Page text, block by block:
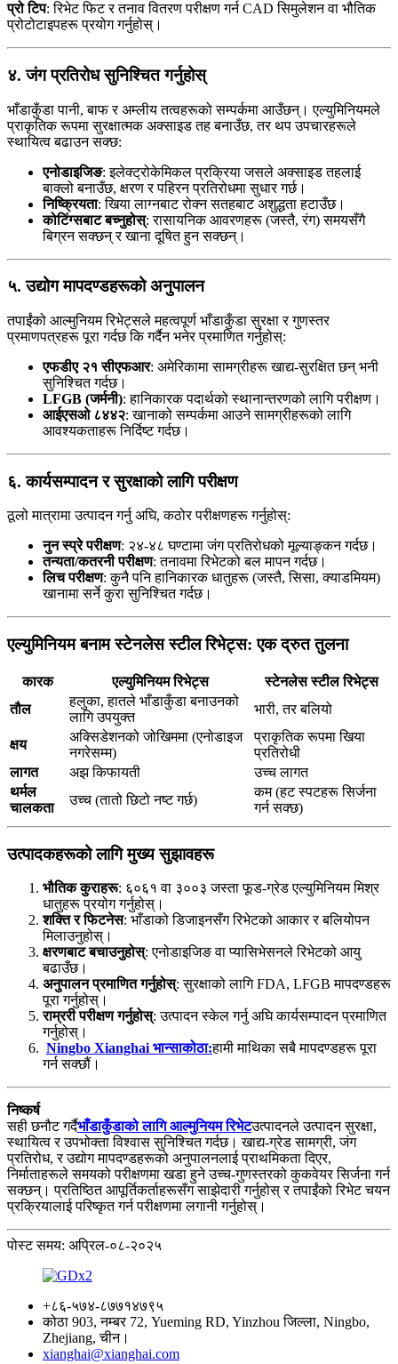
प्रो टिप: रिभेट फिट र तनाव वितरण परीक्षण गर्न CAD सिमुलेशन वा भौतिक
प्रोटोटाइपहरू प्रयोग गर्नुहोस्।
४. जंग प्रतिरोध सुनिश्चित गर्नुहोस्
भाँडाकुँडा पानी, बाफ र अम्लीय तत्वहरूको सम्पर्कमा आउँछन्। एल्युमिनियमले
प्राकृतिक रूपमा सुरक्षात्मक अक्साइड तह बनाउँछ, तर थप उपचारहरूले
स्थायित्व बढाउन सक्छ:
एनोडाइजिङ: इलेक्ट्रोकेमिकल प्रक्रिया जसले अक्साइड तहलाई
बाक्लो बनाउँछ, क्षरण र पहिरन प्रतिरोधमा सुधार गर्छ।
निष्क्रियता: खिया लाग्नबाट रोक्न सतहबाट अशुद्धता हटाउँछ।
कोटिंग्सबाट बच्नुहोस्: रासायनिक आवरणहरू (जस्तै, रंग) समयसँगै
बिग्रन सक्छन् र खाना दूषित हुन सक्छन्।
५. उद्योग मापदण्डहरूको अनुपालन
तपाईंको आल्मुनियम रिभेट्सले महत्वपूर्ण भाँडाकुँडा सुरक्षा र गुणस्तर
प्रमाणपत्रहरू पूरा गर्दछ कि गर्दैन भनेर प्रमाणित गर्नुहोस्:
एफडीए २१ सीएफआर: अमेरिकामा सामग्रीहरू खाद्य-सुरक्षित छन् भनी
सुनिश्चित गर्दछ।
LFGB (जर्मनी): हानिकारक पदार्थको स्थानान्तरणको लागि परीक्षण।
आईएसओ ८४४२: खानाको सम्पर्कमा आउने सामग्रीहरूको लागि
आवश्यकताहरू निर्दिष्ट गर्दछ।
६. कार्यसम्पादन र सुरक्षाको लागि परीक्षण
ठूलो मात्रामा उत्पादन गर्नु अघि, कठोर परीक्षणहरू गर्नुहोस्:
नुन स्प्रे परीक्षण: २४-४८ घण्टामा जंग प्रतिरोधको मूल्याङ्कन गर्दछ।
तन्यता/कतरनी परीक्षण: तनावमा रिभेटको बल मापन गर्दछ।
लिच परीक्षण: कुनै पनि हानिकारक धातुहरू (जस्तै, सिसा, क्याडमियम)
खानामा सर्ने कुरा सुनिश्चित गर्दछ।
एल्युमिनियम बनाम स्टेनलेस स्टील रिभेट्स: एक द्रुत तुलना
कारक एल्युमिनियम रिभेट्स
स्टेनलेस स्टील रिभेट्स
तौल
हलुका, हातले भाँडाकुँडा बनाउनको
लागि उपयुक्त
भारी, तर बलियो
क्षय
अक्सिडेशनको जोखिममा (एनोडाइज
नगरेसम्म)
प्राकृतिक रूपमा खिया
प्रतिरोधी
लागत
अझ किफायती
उच्च लागत
थर्मल
चालकता
उच्च (तातो छिटो नष्ट गर्छ)
कम (हट स्पटहरू सिर्जना
गर्न सक्छ)
उत्पादकहरूको लागि मुख्य सुझावहरू
भौतिक कुराहरू: ६०६१ वा ३००३ जस्ता फूड-ग्रेड एल्युमिनियम मिश्र
धातुहरू प्रयोग गर्नुहोस्।
शक्ति र फिटनेस: भाँडाको डिजाइनसँग रिभेटको आकार र बलियोपन
मिलाउनुहोस्।
क्षरणबाट बचाउनुहोस्: एनोडाइजिङ वा प्यासिभेसनले रिभेटको आयु
बढाउँछ।
अनुपालन प्रमाणित गर्नुहोस्: सुरक्षाको लागि FDA, LFGB मापदण्डहरू
पूरा गर्नुहोस्।
राम्ररी परीक्षण गर्नुहोस्: उत्पादन स्केल गर्नु अघि कार्यसम्पादन प्रमाणित
गर्नुहोस्।
Ningbo Xianghai भान्साकोठा:हामी माथिका सबै मापदण्डहरू पूरा
गर्न सक्छौं।
निष्कर्ष
सही छनौट गर्दैभाँडाकुँडाको लागि आल्मुनियम रिभेटउत्पादनले उत्पादन सुरक्षा,
स्थायित्व र उपभोक्ता विश्वास सुनिश्चित गर्दछ। खाद्य-ग्रेड सामग्री, जंग
प्रतिरोध, र उद्योग मापदण्डहरूको अनुपालनलाई प्राथमिकता दिएर,
निर्माताहरूले समयको परीक्षणमा खडा हुने उच्च-गुणस्तरको कुकवेयर सिर्जना गर्न
सक्छन्। प्रतिष्ठित आपूर्तिकर्ताहरूसँग साझेदारी गर्नुहोस् र तपाईंको रिभेट चयन
प्रक्रियालाई परिष्कृत गर्न परीक्षणमा लगानी गर्नुहोस्।
पोस्ट समय: अप्रिल-०८-२०२५
+८६-५७४-८७७१४७९५
कोठा 903, नम्बर 72, Yueming RD, Yinzhou जिल्ला, Ningbo,
Zhejiang, चीन।
xianghai@xianghai.com